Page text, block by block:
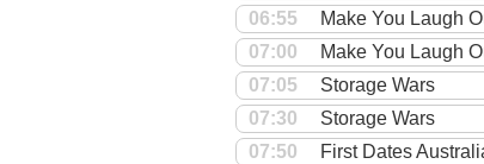
06:55
Make You Laugh
07:00
Make You Laugh
07:05
Storage Wars
07:30
Storage Wars
07:50
First Dates